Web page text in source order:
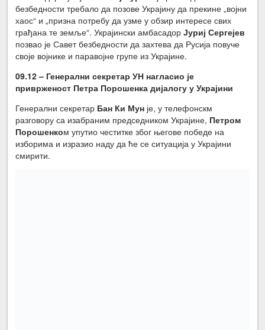
безбедности требало да позове Украјину да прекине „војни
хаос“ и „призна потребу да узме у обзир интересе свих
грађана те земље“. Украјински амбасадорЈуриј Сергејев
позвао је Савет безбедности да захтева да Русија повуче
своје војнике и паравојне групе из Украјине.
09.12 – Генерални секретар УН нагласио је
приврженост Петра Порошенка дијалогу у Украјини
Генерални секретар Бан Ки Мун је, у телефонскм
разговору са изабраним председником Украјине, Петром
Порошенком упутио честитке због његове победе на
изборима и изразио наду да ће се ситуација у Украјини
смирити.